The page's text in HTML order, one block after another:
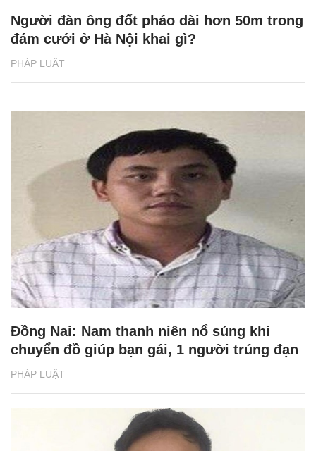
PHÁP LUẬT
Người đàn ông đốt pháo dài hơn 50m trong
đám cưới ở Hà Nội khai gì?
PHÁP LUẬT
Đồng Nai: Nam thanh niên nổ súng khi
chuyển đồ giúp bạn gái, 1 người trúng đạn